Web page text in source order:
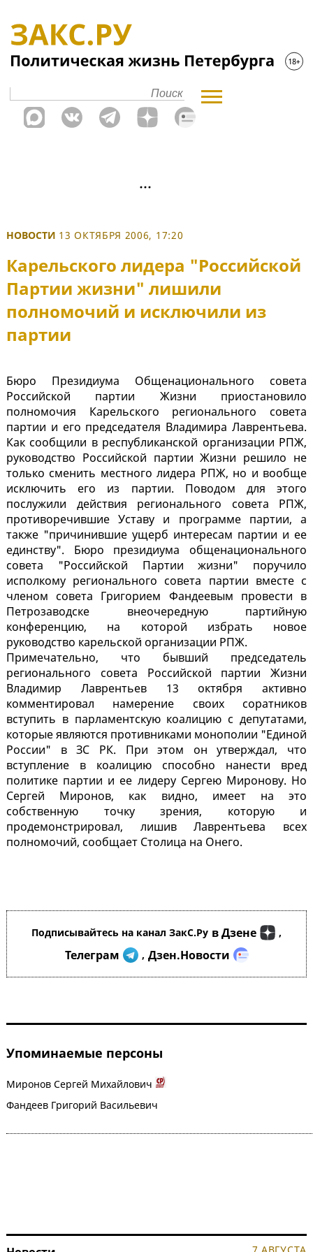
НОВОСТИ 13 ОКТЯБРЯ 2006, 17:20
Карельского лидера "Российской
Партии жизни" лишили
полномочий и исключили из
партии
Бюро Президиума Общенационального совета
Российской партии Жизни приостановило
полномочия Карельского регионального совета
партии и его председателя Владимира Лаврентьева.
Как сообщили в республиканской организации РПЖ,
руководство Российской партии Жизни решило не
только сменить местного лидера РПЖ, но и вообще
исключить его из партии. Поводом для этого
послужили действия регионального совета РПЖ,
противоречившие Уставу и программе партии, а
также "причинившие ущерб интересам партии и ее
единству". Бюро президиума общенационального
совета "Российской Партии жизни" поручило
исполкому регионального совета партии вместе с
членом совета Григорием Фандеевым провести в
Петрозаводске внеочередную партийную
конференцию, на которой избрать новое
руководство карельской организации РПЖ.
Примечательно, что бывший председатель
регионального совета Российской партии Жизни
Владимир Лаврентьев 13 октября активно
комментировал намерение своих соратников
вступить в парламентскую коалицию с депутатами,
которые являются противниками монополии "Единой
России" в ЗС РК. При этом он утверждал, что
вступление в коалицию способно нанести вред
политике партии и ее лидеру Сергею Миронову. Но
Сергей Миронов, как видно, имеет на это
собственную точку зрения, которую и
продемонстрировал, лишив Лаврентьева всех
полномочий, сообщает Столица на Онего.
Подписывайтесь на канал ЗакС.Ру в Дзене ,
Телеграм , Дзен.Новости
Упоминаемые персоны
Миронов Сергей Михайлович
Фандеев Григорий Васильевич